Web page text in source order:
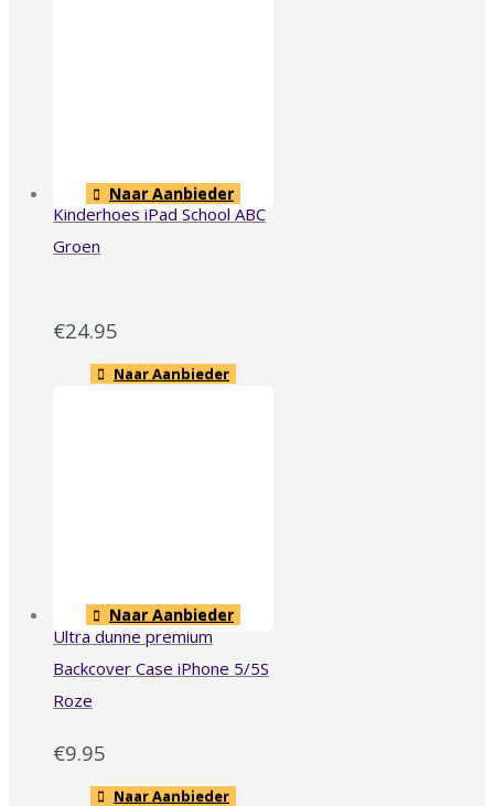
Naar Aanbieder
Kinderhoes iPad School ABC
Groen
€24.95
Naar Aanbieder
Naar Aanbieder
Ultra dunne premium
Backcover Case iPhone 5/5S
Roze
€9.95
Naar Aanbieder